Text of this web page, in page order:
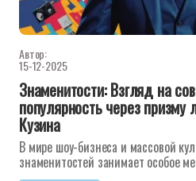
Автор:
15-12-2025
Знаменитости: Взгляд на
популярность через призму
Кузина
В мире шоу-бизнеса и массовой
знаменитостей занимает особое